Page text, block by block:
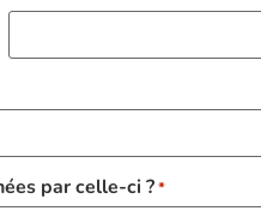
par celle-ci ?*